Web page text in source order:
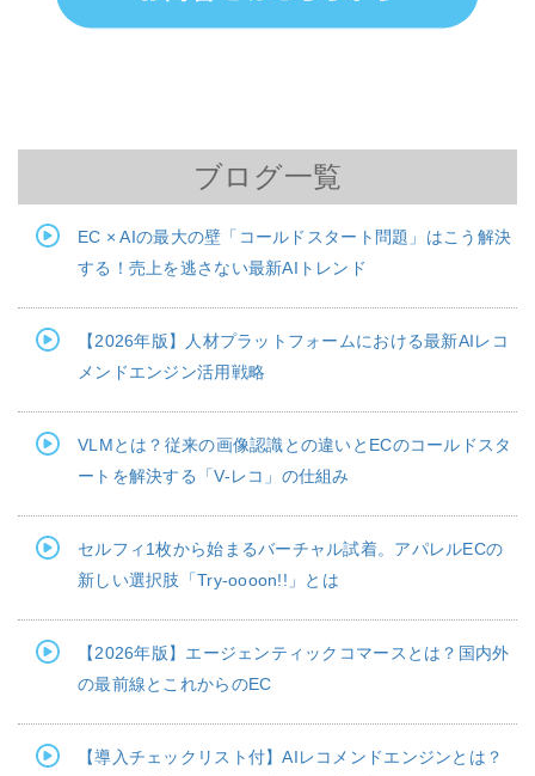
ブログ一覧
EC × AIの最大の壁「コールドスタート問題」はこう解決
する！売上を逃さない最新AIトレンド
【2026年版】人材プラットフォームにおける最新AIレコ
メンドエンジン活用戦略
VLMとは？従来の画像認識との違いとECのコールドスタ
ートを解決する「V-レコ」の仕組み
セルフィ1枚から始まるバーチャル試着。アパレルECの
新しい選択肢「Try-oooon!!」とは
【2026年版】エージェンティックコマースとは？国内外
の最前線とこれからのEC
【導入チェックリスト付】AIレコメンドエンジンとは？